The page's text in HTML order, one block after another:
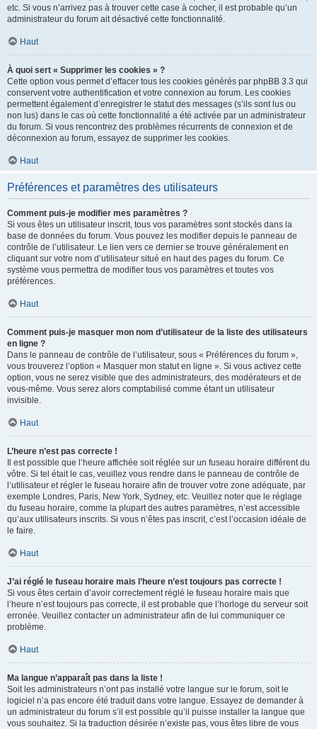
etc. Si vous n’arrivez pas à trouver cette case à cocher, il est probable qu’un
administrateur du forum ait désactivé cette fonctionnalité.
Haut
À quoi sert « Supprimer les cookies » ?
Cette option vous permet d’effacer tous les cookies générés par phpBB 3.3 qui
conservent votre authentification et votre connexion au forum. Les cookies
permettent également d’enregistrer le statut des messages (s’ils sont lus ou
non lus) dans le cas où cette fonctionnalité a été activée par un administrateur
du forum. Si vous rencontrez des problèmes récurrents de connexion et de
déconnexion au forum, essayez de supprimer les cookies.
Haut
Préférences et paramètres des utilisateurs
Comment puis-je modifier mes paramètres ?
Si vous êtes un utilisateur inscrit, tous vos paramètres sont stockés dans la
base de données du forum. Vous pouvez les modifier depuis le panneau de
contrôle de l’utilisateur. Le lien vers ce dernier se trouve généralement en
cliquant sur votre nom d’utilisateur situé en haut des pages du forum. Ce
système vous permettra de modifier tous vos paramètres et toutes vos
préférences.
Haut
Comment puis-je masquer mon nom d’utilisateur de la liste des utilisateurs
en ligne ?
Dans le panneau de contrôle de l’utilisateur, sous « Préférences du forum »,
vous trouverez l’option « Masquer mon statut en ligne ». Si vous activez cette
option, vous ne serez visible que des administrateurs, des modérateurs et de
vous-même. Vous serez alors comptabilisé comme étant un utilisateur
invisible.
Haut
L’heure n’est pas correcte !
Il est possible que l’heure affichée soit réglée sur un fuseau horaire différent du
vôtre. Si tel était le cas, veuillez vous rendre dans le panneau de contrôle de
l’utilisateur et régler le fuseau horaire afin de trouver votre zone adéquate, par
exemple Londres, Paris, New York, Sydney, etc. Veuillez noter que le réglage
du fuseau horaire, comme la plupart des autres paramètres, n’est accessible
qu’aux utilisateurs inscrits. Si vous n’êtes pas inscrit, c’est l’occasion idéale de
le faire.
Haut
J’ai réglé le fuseau horaire mais l’heure n’est toujours pas correcte !
Si vous êtes certain d’avoir correctement réglé le fuseau horaire mais que
l’heure n’est toujours pas correcte, il est probable que l’horloge du serveur soit
erronée. Veuillez contacter un administrateur afin de lui communiquer ce
problème.
Haut
Ma langue n’apparaît pas dans la liste !
Soit les administrateurs n’ont pas installé votre langue sur le forum, soit le
logiciel n’a pas encore été traduit dans votre langue. Essayez de demander à
un administrateur du forum s’il est possible qu’il puisse installer la langue que
vous souhaitez. Si la traduction désirée n’existe pas, vous êtes libre de vous